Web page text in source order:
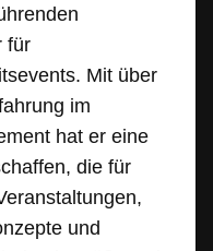
für
Mit über
im
hat er eine
die für
und